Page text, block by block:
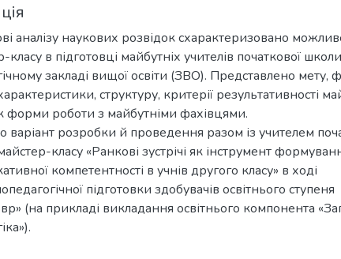
аналізу наукових розвідок схарактеризовано
класу в підготовці майбутніх учителів початкової
закладі вищої освіти (ЗВО). Представлено мету,
характеристики, структуру, критерії результативності
форми роботи з майбутніми фахівцями.
варіант розробки й проведення разом із учителем
класу «Ранкові зустрічі як інструмент
компетентності в учнів другого класу» в ході
підготовки здобувачів освітнього ступеня
(на прикладі викладання освітнього компонента